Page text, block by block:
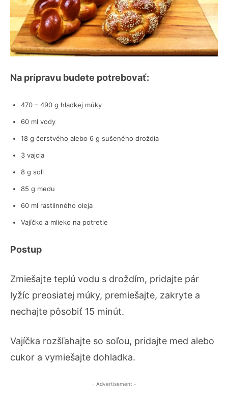
Na prípravu budete potrebovať:
470 – 490 g hladkej múky
60 ml vody
18 g čerstvého alebo 6 g sušeného droždia
3 vajcia
8 g soli
85 g medu
60 ml rastlinného oleja
Vajíčko a mlieko na potretie
Postup
Zmiešajte teplú vodu s droždím, pridajte pár
lyžíc preosiatej múky, premiešajte, zakryte a
nechajte pôsobiť 15 minút.
Vajíčka rozšľahajte so soľou, pridajte med alebo
cukor a vymiešajte dohladka.
- Advertisement -